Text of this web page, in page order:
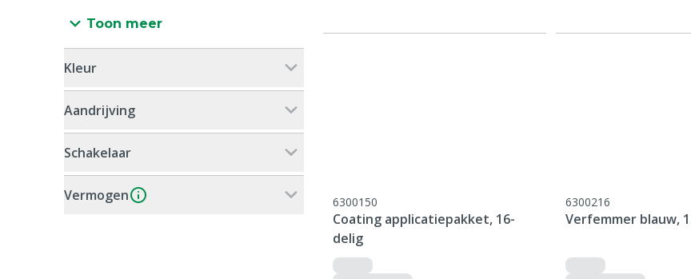
Toon meer
Kleur
Aandrijving
Schakelaar
Vermogen 6300150
Coating applicatiepakket, 16-
delig
6300216
Verfemmer blauw,